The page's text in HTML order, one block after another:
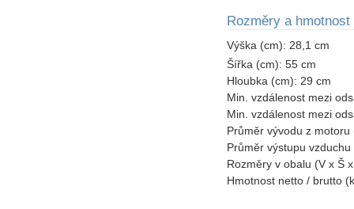
Rozměry a hmotnost
Výška (cm): 28,1 cm
Šířka (cm): 55 cm
Hloubka (cm): 29 cm
Min. vzdálenost mezi
Min. vzdálenost mezi
Průměr vývodu z
Průměr výstupu
Rozměry v obalu (V x Š
Hmotnost netto / brutto